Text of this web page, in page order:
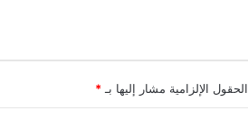
الحقول الإلزامية مشار إليها بـ *